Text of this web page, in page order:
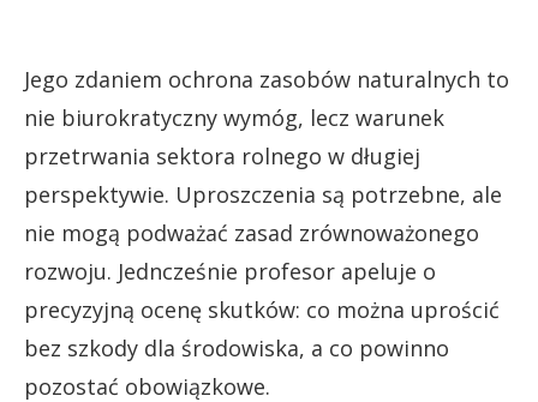
Jego zdaniem ochrona zasobów naturalnych to
nie biurokratyczny wymóg, lecz warunek
przetrwania sektora rolnego w długiej
perspektywie. Uproszczenia są potrzebne, ale
nie mogą podważać zasad zrównoważonego
rozwoju. Jedncześnie profesor apeluje o
precyzyjną ocenę skutków: co można uprościć
bez szkody dla środowiska, a co powinno
pozostać obowiązkowe.